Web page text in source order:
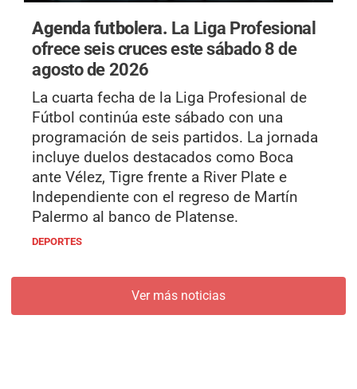
Agenda futbolera. La Liga Profesional
ofrece seis cruces este sábado 8 de
agosto de 2026
La cuarta fecha de la Liga Profesional de
Fútbol continúa este sábado con una
programación de seis partidos. La jornada
incluye duelos destacados como Boca
ante Vélez, Tigre frente a River Plate e
Independiente con el regreso de Martín
Palermo al banco de Platense.
DEPORTES
Ver más noticias